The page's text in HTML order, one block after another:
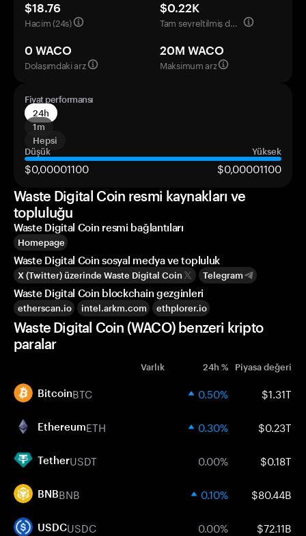
$18.76
Hacim (24s)
$0.22K
Tam seyreltilmiş değerleme
0 WACO
Dolaşımdaki arz
20M WACO
Maksimum arz
Fiyat performansı
24h
1m
Hepsi
Düşük
Yüksek
$0,00001100
$0,00001100
Waste Digital Coin resmi kaynakları ve
topluluğu
Waste Digital Coin resmi bağlantıları
Homepage
Waste Digital Coin sosyal medya ve topluluk
X (Twitter) üzerinde Waste Digital Coin Telegram
Waste Digital Coin blockchain gezginleri
etherscan.io intel.arkm.com ethplorer.io
Waste Digital Coin (WACO) benzeri kripto
paralar
Varlık 24h % Piyasa değeri
BitcoinBTC 0.50% $1.31T
EthereumETH 0.30% $0.23T
TetherUSDT 0.00% $0.18T
BNBBNB 0.10% $80.44B
USDCUSDC 0.00% $72.11B